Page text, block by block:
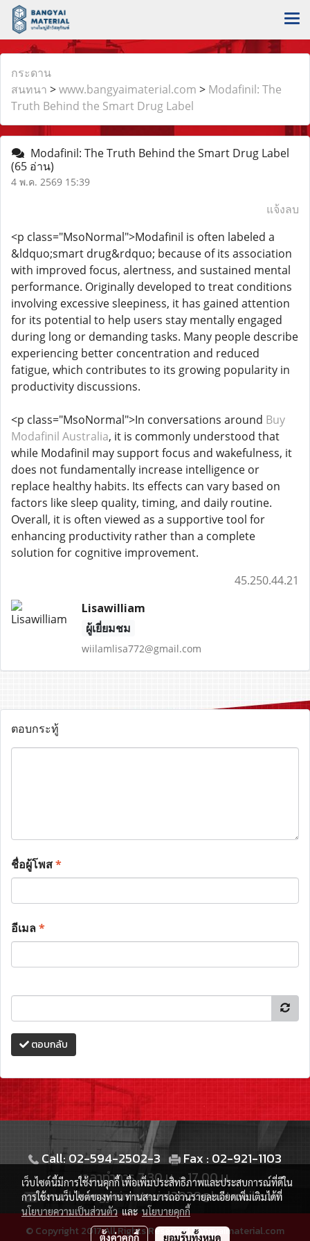
กระดาน
สนทนา >www.bangyaimaterial.com > Modafinil: The
Truth Behind the Smart Drug Label
Modafinil: The Truth Behind the Smart Drug Label
(65 อ่าน)
4 พ.ค. 2569 15:39
แจ้งลบ
<p class="MsoNormal">Modafinil is often labeled a
&ldquo;smart drug&rdquo; because of its association
with improved focus, alertness, and sustained mental
performance. Originally developed to treat conditions
involving excessive sleepiness, it has gained attention
for its potential to help users stay mentally engaged
during long or demanding tasks. Many people describe
experiencing better concentration and reduced
fatigue, which contributes to its growing popularity in
productivity discussions.
<p class="MsoNormal">In conversations around Buy
Modafinil Australia, it is commonly understood that
while Modafinil may support focus and wakefulness, it
does not fundamentally increase intelligence or
replace healthy habits. Its effects can vary based on
factors like sleep quality, timing, and daily routine.
Overall, it is often viewed as a supportive tool for
enhancing productivity rather than a complete
solution for cognitive improvement.
45.250.44.21
Lisawilliam
ผู้เยี่ยมชม
wiilamlisa772@gmail.com
ตอบกระทู้
ชื่อผู้โพส*
อีเมล*
ตอบกลับ
Call: 02-594-2502-3
Fax : 02-921-1103
เวลาทำการ 7.30 น. - 17.00 น.
Email: bangyaimaterial2020@hotmail.com
© Copyright 2017 All Rights Reserved.bangyaimaterial.com
เว็บไซต์นี้มีการใช้งานคุกกี้ เพื่อเพิ่มประสิทธิภาพและประสบการณ์ที่ดีใน
การใช้งานเว็บไซต์ของท่าน ท่านสามารถอ่านรายละเอียดเพิ่มเติมได้ที่
นโยบายความเป็นส่วนตัวและนโยบายคุกกี้
ตั้งค่าคุกกี้ ยอมรับทั้งหมด